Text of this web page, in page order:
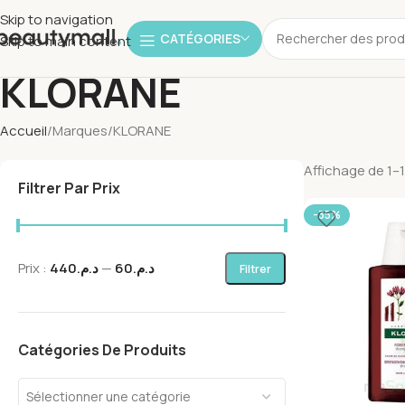
Skip to navigation
Skip to main content
CATÉGORIES
KLORANE
Accueil Marques KLORANE
Filtrer Par Prix
Filtrer
Prix : د.م.60 —د.م.440
Catégories De Produits
Sélectionner une catégorie
Affichage de
-35%